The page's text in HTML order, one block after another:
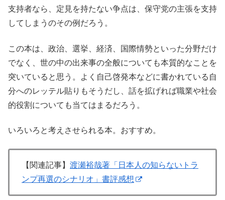
支持者なら、定見を持たない争点は、保守党の主張を支持
してしまうのその例だろう。
この本は、政治、選挙、経済、国際情勢といった分野だけ
でなく、世の中の出来事の全般についても本質的なことを
突いていると思う。よく自己啓発本などに書かれている自
分へのレッテル貼りもそうだし、話を拡げれば職業や社会
的役割についても当てはまるだろう。
いろいろと考えさせられる本。おすすめ。
【関連記事】 渡瀬裕哉著「日本人の知らないトラ
ンプ再選のシナリオ」書評感想